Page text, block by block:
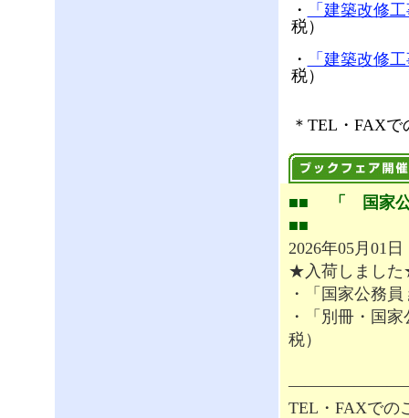
・
「建築改修
税）
・
「建築改修
税）
＊TEL・FAX
■■ 「 国家公
■■
2026年05月01
★入荷しまし
・「国家公務
・「別冊・国
税）
TEL・FAXでの